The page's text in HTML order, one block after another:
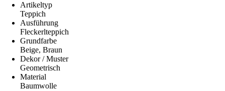
Artikeltyp
Teppich
Ausführung
Fleckerlteppich
Grundfarbe
Beige, Braun
Dekor / Muster
Geometrisch
Material
Baumwolle